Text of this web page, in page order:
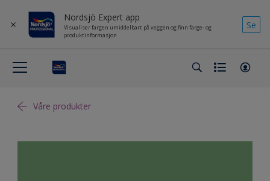
Nordsjö Expert app
Visualiser fargen umiddelbart på veggen og finn farge- og
produktinformasjon
Se
Våre produkter